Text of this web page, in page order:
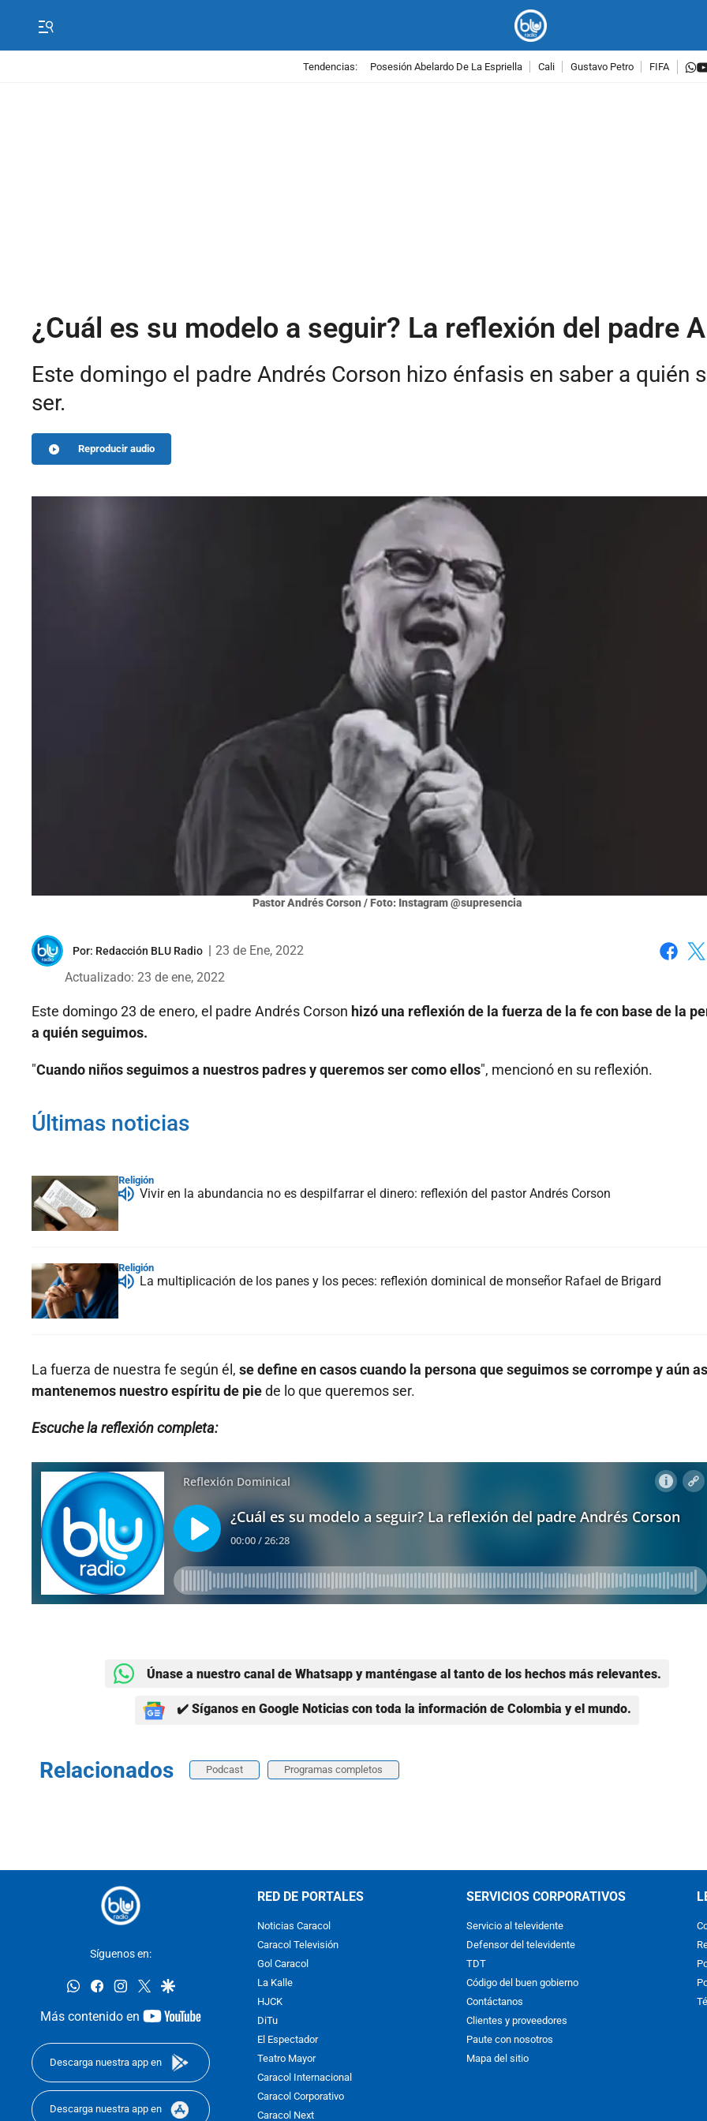
Tendencias: Posesión Abelardo De La Espriella Cali Gustavo Petro FIFA
¿Cuál es su modelo a seguir? La reflexión del padre
Este domingo el padre Andrés Corson hizo énfasis en saber a quién
ser.
Reproducir audio
Pastor Andrés Corson / Foto: Instagram @supresencia
Por: Redacción BLU Radio
23 de Ene, 2022
Actualizado: 23 de ene, 2022
Este domingo 23 de enero, el padre Andrés Corson hizó una reflexión de la fuerza de la fe con base de la
a quién seguimos.
"Cuando niños seguimos a nuestros padres y queremos ser como ellos", mencionó en su reflexión.
Últimas noticias
Religión
Vivir en la abundancia no es despilfarrar el dinero: reflexión del pastor Andrés Corson
Religión
La multiplicación de los panes y los peces: reflexión dominical de monseñor Rafael de Brigard
La fuerza de nuestra fe según él, se define en casos cuando la persona que seguimos se corrompe y aún
mantenemos nuestro espíritu de piede lo que queremos ser.
Escuche la reflexión completa:
Únase a nuestro canal de Whatsapp y manténgase al tanto de los hechos más relevantes.
✔️ Síganos en Google Noticias con toda la información de Colombia y el mundo.
Relacionados Podcast Programas completos
Síguenos en:
whatsappfacebookinstagram
twittergoogle
Más contenido en
youtube-
Descarga nuestra app en
Descarga nuestra app en
RED DE PORTALES
Noticias Caracol
Caracol Televisión
Gol Caracol
La Kalle
HJCK
DiTu
El Espectador
Teatro Mayor
Caracol Internacional
Caracol Corporativo
Caracol Next
SERVICIOS CORPORATIVOS
Servicio al televidente
Defensor del televidente
TDT
Código del buen gobierno
Contáctanos
Clientes y proveedores
Paute con nosotros
Mapa del sitio